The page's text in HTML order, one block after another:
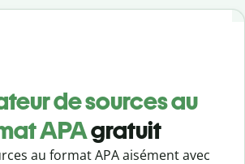
de sources au
APAgratuit
au format APA aisément avec